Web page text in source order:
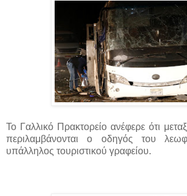
Το Γαλλικό Πρακτορείο ανέφερε ότι
περιλαμβάνονται ο οδηγός του
υπάλληλος τουριστικού γραφείου.